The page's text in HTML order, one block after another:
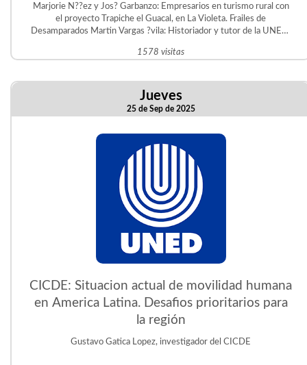
Marjorie N??ez y Jos? Garbanzo: Empresarios en turismo rural con
el proyecto Trapiche el Guacal, en La Violeta. Frailes de
Desamparados Martin Vargas ?vila: Historiador y tutor de la UNED.
1578 visitas
Jueves
25 de Sep de 2025
CICDE: Situacion actual de movilidad humana
en America Latina. Desafios prioritarios para
la región
Gustavo Gatica Lopez, investigador del CICDE